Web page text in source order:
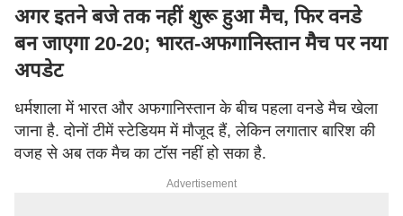
अगर इतने बजे तक नहीं शुरू हुआ मैच, फिर वनडे
बन जाएगा 20-20; भारत-अफगानिस्तान मैच पर नया
अपडेट
धर्मशाला में भारत और अफगानिस्तान के बीच पहला वनडे मैच खेला
जाना है. दोनों टीमें स्टेडियम में मौजूद हैं, लेकिन लगातार बारिश की
वजह से अब तक मैच का टॉस नहीं हो सका है.
Advertisement